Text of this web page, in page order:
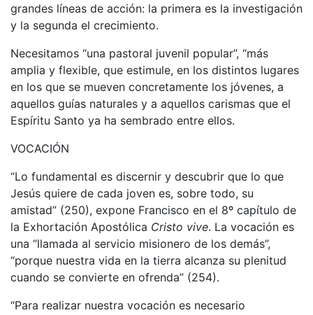
grandes líneas de acción: la primera es la investigación
y la segunda el crecimiento.
Necesitamos “una pastoral juvenil popular”, “más
amplia y flexible, que estimule, en los distintos lugares
en los que se mueven concretamente los jóvenes, a
aquellos guías naturales y a aquellos carismas que el
Espíritu Santo ya ha sembrado entre ellos.
VOCACIÓN
“Lo fundamental es discernir y descubrir que lo que
Jesús quiere de cada joven es, sobre todo, su
amistad” (250), expone Francisco en el 8º capítulo de
la Exhortación Apostólica Cristo vive. La vocación es
una “llamada al servicio misionero de los demás”,
“porque nuestra vida en la tierra alcanza su plenitud
cuando se convierte en ofrenda” (254).
“Para realizar nuestra vocación es necesario